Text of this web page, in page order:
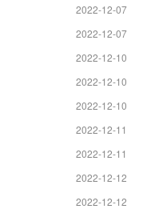
2022-12-07
2022-12-07
2022-12-10
2022-12-10
2022-12-10
2022-12-11
2022-12-11
2022-12-12
2022-12-12